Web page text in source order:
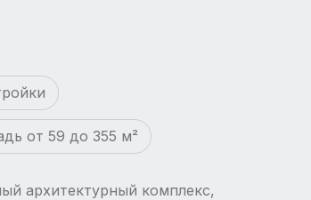
от 59 до 355 м²
архитектурный комплекс,